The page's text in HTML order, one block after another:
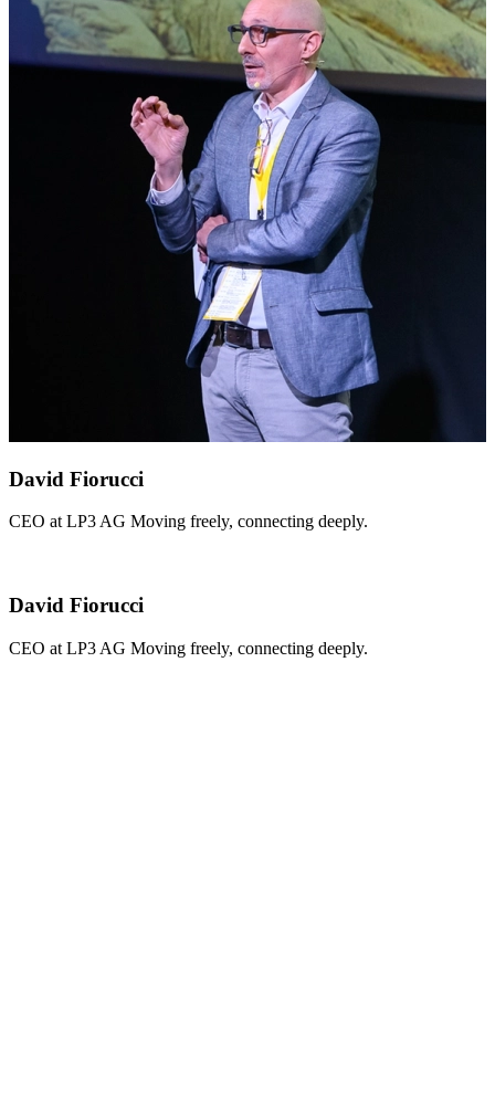
David Fiorucci
CEO at LP3 AG Moving freely, connecting deeply.
David Fiorucci
CEO at LP3 AG Moving freely, connecting deeply.